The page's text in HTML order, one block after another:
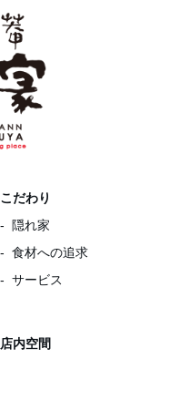
こだわり
隠れ家
食材への追求
サービス
店内空間